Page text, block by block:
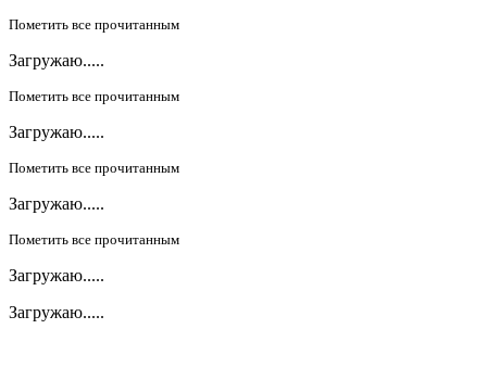
Пометить все прочитанным
Загружаю.....
Пометить все прочитанным
Загружаю.....
Пометить все прочитанным
Загружаю.....
Пометить все прочитанным
Загружаю.....
Загружаю.....